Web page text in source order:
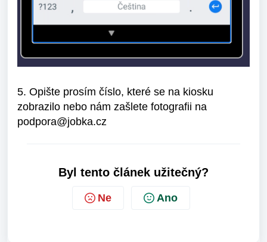
5. Opište prosím číslo, které se na kiosku
zobrazilo nebo nám zašlete fotografii na
podpora@jobka.cz
Byl tento článek užitečný?
Ne Ano